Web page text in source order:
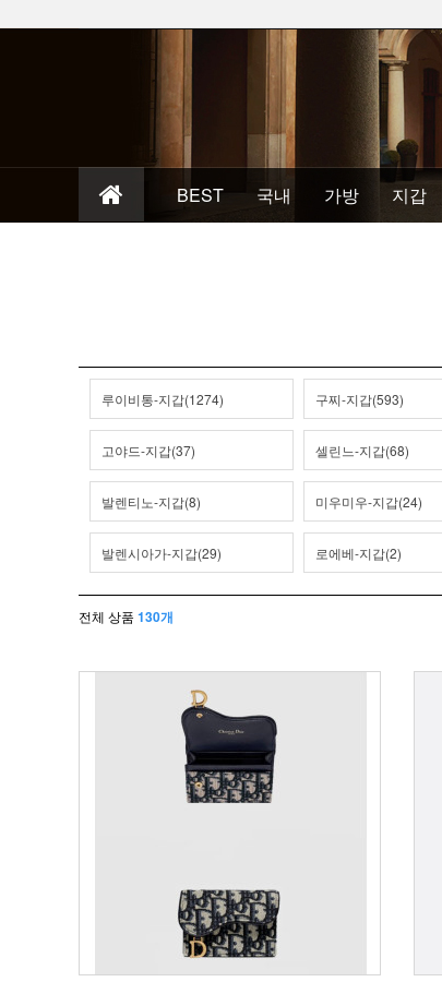
BEST 국내 가방 지갑
루이비통-지갑(1274) 구찌-지갑(593)
고야드-지갑(37) 셀린느-지갑(68)
발렌티노-지갑(8) 미우미우-지갑(24)
발렌시아가-지갑(29) 로에베-지갑(2)
전체 상품 130개